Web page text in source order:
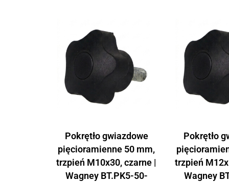
Pokrętło gwiazdowe
pięcioramienne 50 mm,
trzpień M10x30, czarne |
Wagney BT.PK5-50-
Pokrętło
trzpień
Wagney